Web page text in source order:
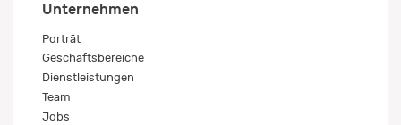
Unternehmen
Porträt
Geschäftsbereiche
Dienstleistungen
Team
Jobs